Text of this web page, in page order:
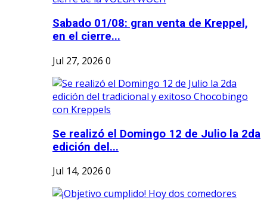
Sabado 01/08: gran venta de Kreppel,
en el cierre...
Jul 27, 2026 0
Se realizó el Domingo 12 de Julio la 2da
edición del...
Jul 14, 2026 0